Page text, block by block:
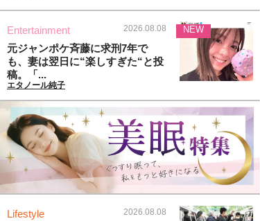
Entertainment 2026.08.08
元ジャンポケ斉藤に求刑7年で
も、妻は翌日に“楽しすぎた“と投
稿。「...
エタノール純子
NEW
Lifestyle 2026.08.08